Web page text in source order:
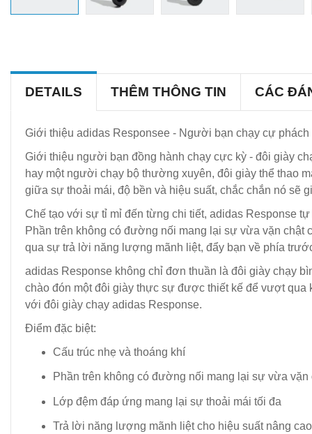
DETAILS THÊM THÔNG TIN CÁC
Giới thiệu adidas Responsee - Người bạn chạy cự
Giới thiệu người bạn đồng hành chạy cực kỳ - đôi giày
hay một người chạy bộ thường xuyên, đôi giày thể thao
giữa sự thoải mái, độ bền và hiệu suất, chắc chắn nó sẽ
Chế tạo với sự tỉ mỉ đến từng chi tiết, adidas Response
Phần trên không có đường nối mang lại sự vừa vặn
qua sự trả lời năng lượng mãnh liệt, đẩy bạn về phía
adidas Response không chỉ đơn thuần là đôi giày chạy
chào đón một đôi giày thực sự được thiết kế để vượt qua
với đôi giày chạy adidas Response.
Điểm đặc biệt:
Cấu trúc nhẹ và thoáng khí
Phần trên không có đường nối mang lại sự vừa vặn
Lớp đệm đáp ứng mang lại sự thoải mái tối đa
Trả lời năng lượng mãnh liệt cho hiệu suất nâng cao